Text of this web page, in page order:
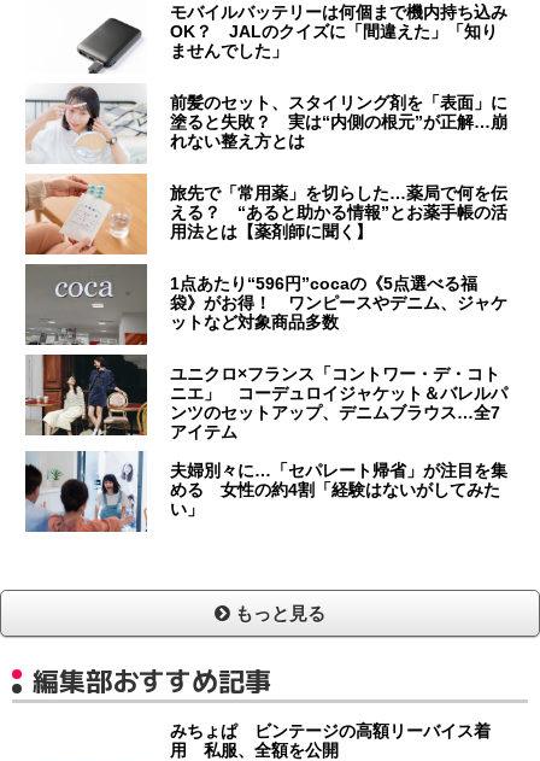
モバイルバッテリーは何個まで機内持ち込み
OK？ JALのクイズに「間違えた」「知り
ませんでした」
前髪のセット、スタイリング剤を「表面」に
塗ると失敗？ 実は“内側の根元”が正解…崩
れない整え方とは
旅先で「常用薬」を切らした…薬局で何を伝
える？ “あると助かる情報”とお薬手帳の活
用法とは【薬剤師に聞く】
1点あたり“596円”cocaの《5点選べる福
袋》がお得！ ワンピースやデニム、ジャケ
ットなど対象商品多数
ユニクロ×フランス「コントワー・デ・コト
ニエ」 コーデュロイジャケット＆バレルパ
ンツのセットアップ、デニムブラウス…全7
アイテム
夫婦別々に…「セパレート帰省」が注目を集
める 女性の約4割「経験はないがしてみた
い」
もっと見る
編集部おすすめ記事
みちょぱ ビンテージの高額リーバイス着
用 私服、全額を公開